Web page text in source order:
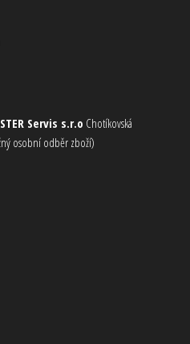
Servis s.r.o Chotíkovská
osobní odběr zboží)